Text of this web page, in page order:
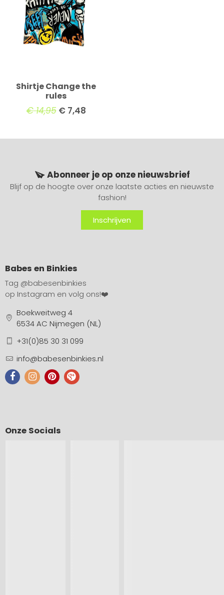
Shirtje Change the
rules
€14,95 €7,48
Abonneer je op onze nieuwsbrief
Blijf op de hoogte over onze laatste acties en nieuwste
fashion!
Inschrijven
Babes en Binkies
Tag @babesenbinkies
op Instagram en volg ons!❤️
Boekweitweg 4
6534 AC Nijmegen (NL)
+31(0)85 30 31 099
info@babesenbinkies.nl
Onze Socials